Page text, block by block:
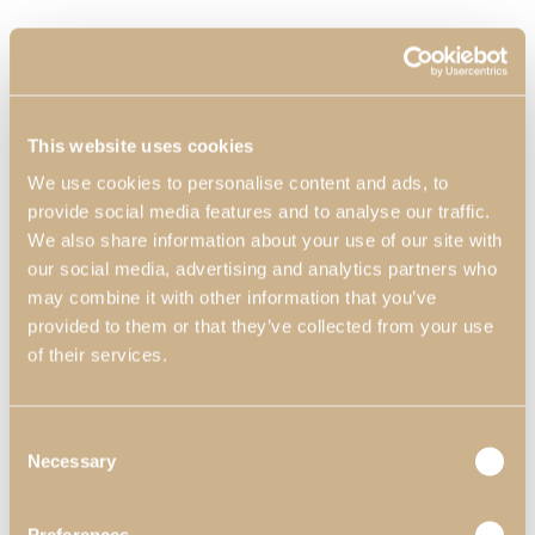
This website uses cookies
We use cookies to personalise content and ads, to
provide social media features and to analyse our traffic.
We also share information about your use of our site with
our social media, advertising and analytics partners who
may combine it with other information that you’ve
provided to them or that they’ve collected from your use
of their services.
Selection
Necessary